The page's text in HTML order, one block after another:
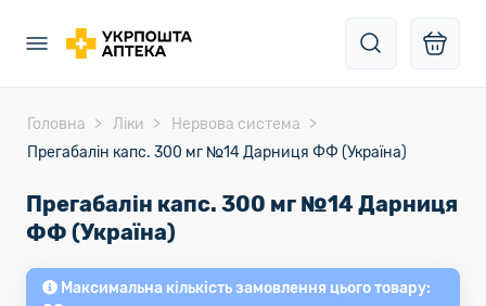
Головна Ліки
Нервова система
Прегабалін капс. 300 мг №14 Дарниця ФФ (Україна)
Прегабалін капс. 300 мг №14 Дарниця
ФФ (Україна)
Максимальна кількість замовлення цього товару: